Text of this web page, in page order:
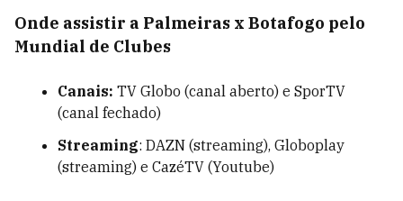
Onde assistir a Palmeiras x Botafogo pelo
Mundial de Clubes
Canais: TV Globo (canal aberto) e SporTV
(canal fechado)
Streaming: DAZN (streaming), Globoplay
(streaming) e CazéTV (Youtube)